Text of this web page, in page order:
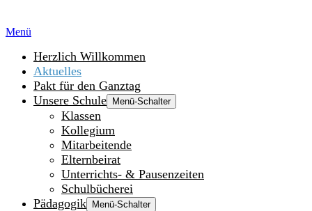
Menü
Herzlich Willkommen
Aktuelles
Pakt für den Ganztag
Unsere Schule
Menü-Schalter
Klassen
Kollegium
Mitarbeitende
Elternbeirat
Unterrichts- & Pausenzeiten
Schulbücherei
Pädagogik
Menü-Schalter